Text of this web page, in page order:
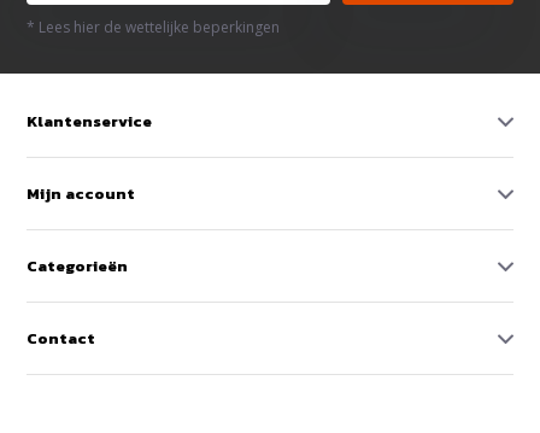
* Lees hier de wettelijke beperkingen
Klantenservice
Mijn account
Categorieën
Contact